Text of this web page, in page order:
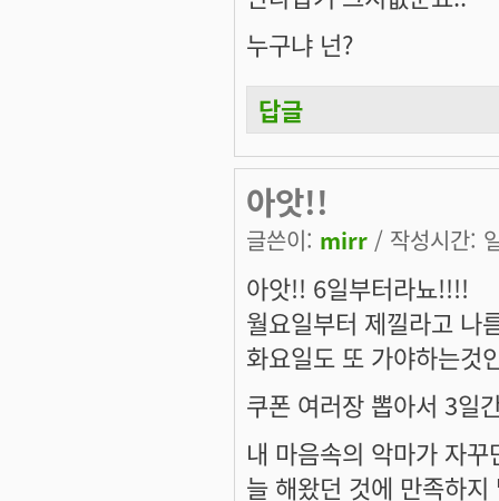
누구냐 넌?
답글
아앗!!
글쓴이: mirr / 작성시간:
아앗!! 6일부터라뇨!!!!
월요일부터 제낄라고 나
화요일도 또 가야하는것
쿠폰 여러장 뽑아서 3일
내 마음속의 악마가 자
늘 해왔던 것에 만족하